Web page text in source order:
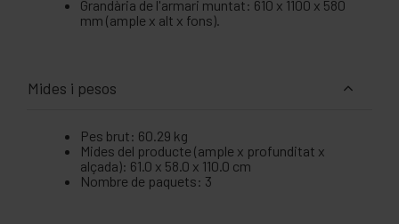
Grandària de l'armari muntat: 610 x 1100 x 580
mm (ample x alt x fons).
Mides i pesos
Pes brut: 60.29 kg
Mides del producte (ample x profunditat x
alçada): 61.0 x 58.0 x 110.0 cm
Nombre de paquets: 3